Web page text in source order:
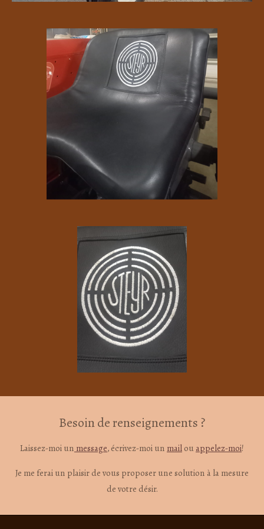
Besoin de renseignements ?
Laissez-moi unmessage, écrivez-moi unmailouappelez-moi!
Je me ferai un plaisir de vous proposer une solution à la mesure
de votre désir.